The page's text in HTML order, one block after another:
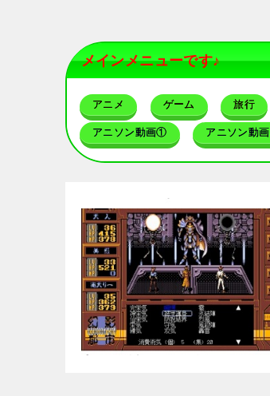
メインメニューです♪
アニメ ゲーム 旅行
アニソン動画① アニソン動